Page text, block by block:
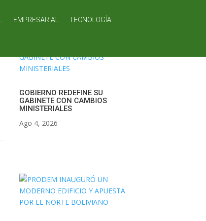
EMPRESARIAL
TECNOLOGÍA
GOBIERNO REDEFINE SU
GABINETE CON CAMBIOS
MINISTERIALES
Ago 4, 2026